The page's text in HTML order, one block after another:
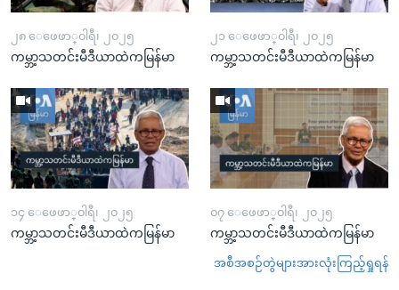
၂၈ ေဖေဖာ္၀ါရီ၊ ၂၀၂၅
ကမ္ဘာ့သတင်းမီဒီယာထဲကမြန်မာ
၂၁ ေဖေဖာ္၀ါရီ၊ ၂၀၂၅
ကမ္ဘာ့သတင်းမီဒီယာထဲကမြန်မာ
၁၄ ေဖေဖာ္၀ါရီ၊ ၂၀၂၅
ကမ္ဘာ့သတင်းမီဒီယာထဲကမြန်မာ
၀၇ ေဖေဖာ္၀ါရီ၊ ၂၀၂၅
ကမ္ဘာ့သတင်းမီဒီယာထဲကမြန်မာ
အစီအစဉ်တွဲများအားလုံးကြည့်ရှုရန်